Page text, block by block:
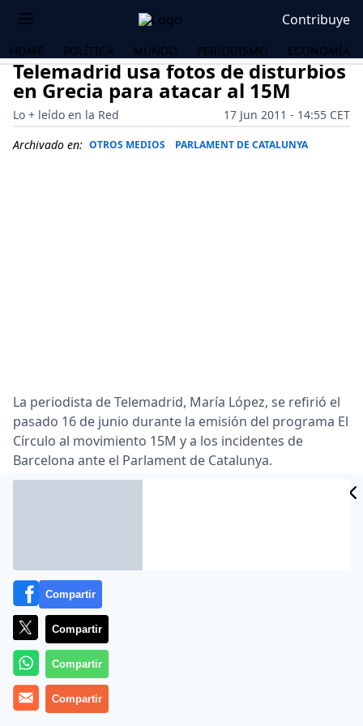
Contribuye
HOME POLÍTICA MUNDO PERIODISMO ECONOMÍA
Telemadrid usa fotos de disturbios
en Grecia para atacar al 15M
Lo + leído en la Red
17 Jun 2011 - 14:55 CET
Archivado en: OTROS MEDIOS PARLAMENT DE CATALUNYA
La periodista de Telemadrid, María López, se refirió el
pasado 16 de junio durante la emisión del programa El
Círculo al movimiento 15M y a los incidentes de
Barcelona ante el Parlament de Catalunya.
MÁS EN OTROS MEDIOS
Compartir
Compartir
Compartir
Compartir